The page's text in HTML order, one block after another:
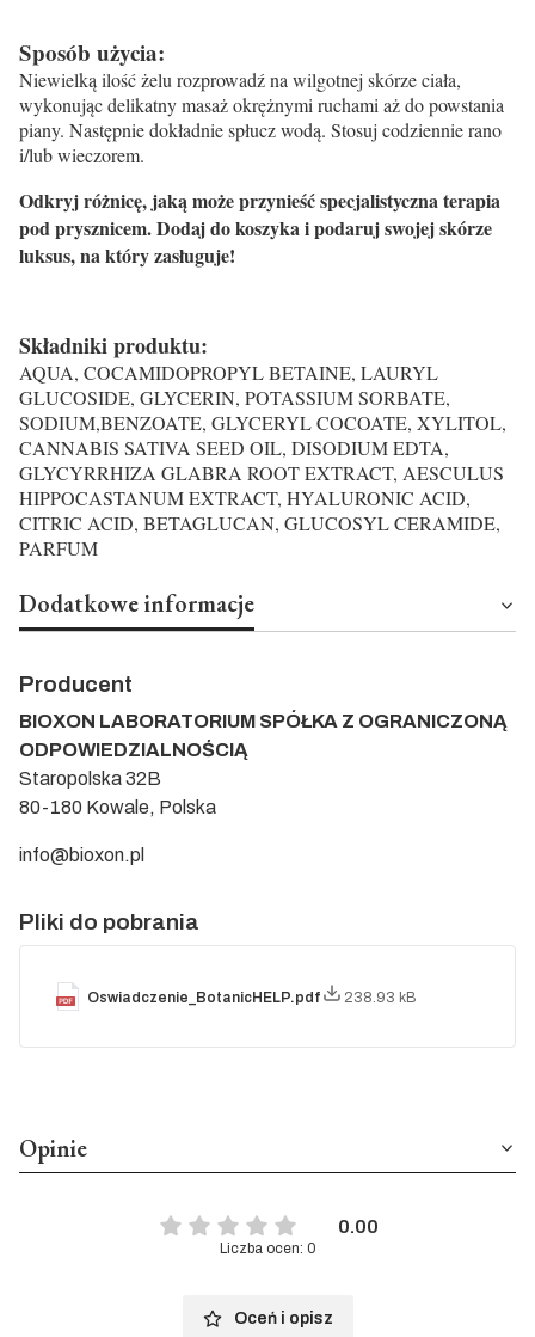
Sposób użycia:
Niewielką ilość żelu rozprowadź na wilgotnej skórze ciała,
wykonując delikatny masaż okrężnymi ruchami aż do powstania
piany. Następnie dokładnie spłucz wodą. Stosuj codziennie rano
i/lub wieczorem.
Odkryj różnicę, jaką może przynieść specjalistyczna terapia
pod prysznicem. Dodaj do koszyka i podaruj swojej skórze
luksus, na który zasługuje!
Składniki produktu:
AQUA, COCAMIDOPROPYL BETAINE, LAURYL
GLUCOSIDE, GLYCERIN, POTASSIUM SORBATE,
SODIUM,BENZOATE, GLYCERYL COCOATE, XYLITOL,
CANNABIS SATIVA SEED OIL, DISODIUM EDTA,
GLYCYRRHIZA GLABRA ROOT EXTRACT, AESCULUS
HIPPOCASTANUM EXTRACT, HYALURONIC ACID,
CITRIC ACID, BETAGLUCAN, GLUCOSYL CERAMIDE,
PARFUM
Dodatkowe informacje
Producent
BIOXON LABORATORIUM SPÓŁKA Z OGRANICZONĄ
ODPOWIEDZIALNOŚCIĄ
Staropolska 32B
80-180 Kowale, Polska
info@bioxon.pl
Pliki do pobrania
Oswiadczenie_BotanicHELP.pdf 238.93 kB
Opinie
0.00
Liczba ocen: 0
Oceń i opisz